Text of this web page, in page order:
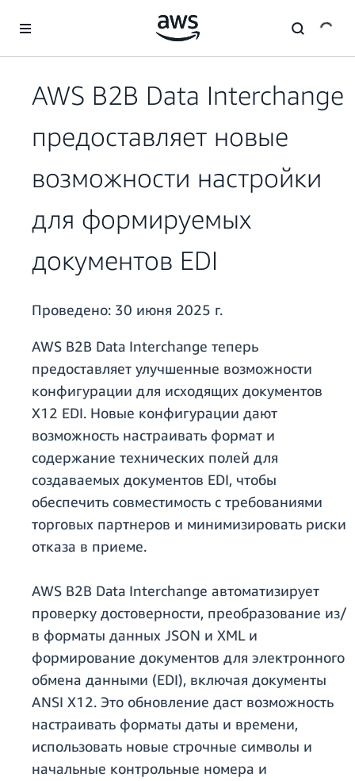
Перейти к главному контенту
AWS B2B Data Interchange
предоставляет новые
возможности настройки
для формируемых
документов EDI
Проведено: 30 июня 2025 г.
AWS B2B Data Interchange теперь
предоставляет улучшенные возможности
конфигурации для исходящих документов
X12 EDI. Новые конфигурации дают
возможность настраивать формат и
содержание технических полей для
создаваемых документов EDI, чтобы
обеспечить совместимость с требованиями
торговых партнеров и минимизировать риски
отказа в приеме.
AWS B2B Data Interchange автоматизирует
проверку достоверности, преобразование из/
в форматы данных JSON и XML и
формирование документов для электронного
обмена данными (EDI), включая документы
ANSI X12. Это обновление даст возможность
настраивать форматы даты и времени,
использовать новые строчные символы и
начальные контрольные номера и